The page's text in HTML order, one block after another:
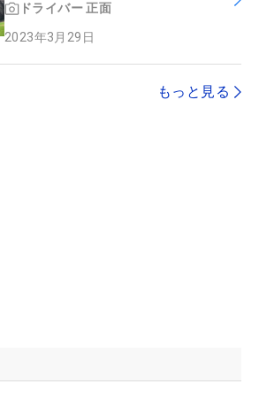
ドライバー 正面
2023年3月29日
もっと見る